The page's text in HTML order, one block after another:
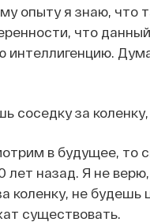
опыту я знаю, что
что
интеллигенцию.
соседку за
в будущее, то
лет назад. Я не
коленку, не
существовать.